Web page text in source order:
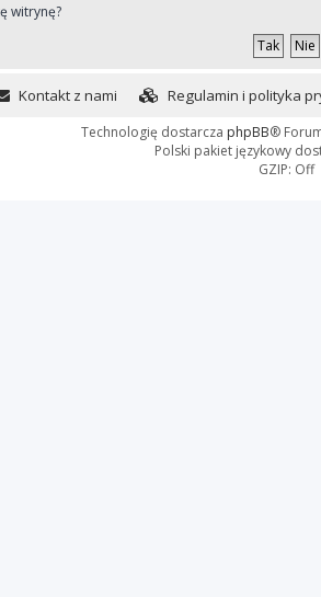
witrynę?
Regulamin i polityka
Kontakt z nami
Technologię dostarcza phpBB®
Polski pakiet językowy
GZIP: Off